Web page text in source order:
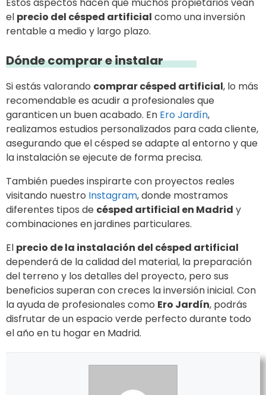
el precio del césped artificial como una inversión
rentable a medio y largo plazo.
Dónde comprar e instalar
Si estás valorando comprar césped artificial, lo más
recomendable es acudir a profesionales que
garanticen un buen acabado. En Ero Jardín,
realizamos estudios personalizados para cada cliente,
asegurando que el césped se adapte al entorno y que
la instalación se ejecute de forma precisa.
También puedes inspirarte con proyectos reales
visitando nuestro Instagram, donde mostramos
diferentes tipos de césped artificial en Madrid y
combinaciones en jardines particulares.
El precio de la instalación del césped artificial
dependerá de la calidad del material, la preparación
del terreno y los detalles del proyecto, pero sus
beneficios superan con creces la inversión inicial. Con
la ayuda de profesionales como Ero Jardín, podrás
disfrutar de un espacio verde perfecto durante todo
el año en tu hogar en Madrid.